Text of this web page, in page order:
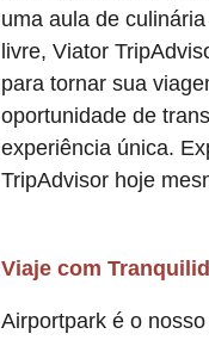
uma aula de
livre, Viator
para tornar sua
oportunidade de
experiência única.
TripAdvisor hoje
Viaje com
Airportpark é o